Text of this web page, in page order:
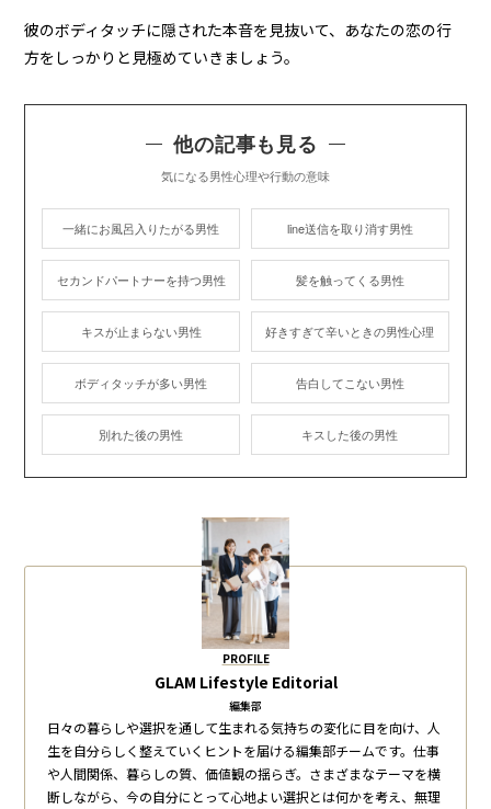
彼のボディタッチに隠された本音を見抜いて、あなたの恋の行
方をしっかりと見極めていきましょう。
他の記事も見る
気になる男性心理や行動の意味
一緒にお風呂入りたがる男性 line送信を取り消す男性
セカンドパートナーを持つ男性 髪を触ってくる男性
キスが止まらない男性 好きすぎて辛いときの男性心理
ボディタッチが多い男性 告白してこない男性
別れた後の男性 キスした後の男性
PROFILE
GLAM Lifestyle Editorial
編集部
日々の暮らしや選択を通して生まれる気持ちの変化に目を向け、人
生を自分らしく整えていくヒントを届ける編集部チームです。仕事
や人間関係、暮らしの質、価値観の揺らぎ。さまざまなテーマを横
断しながら、今の自分にとって心地よい選択とは何かを考え、無理